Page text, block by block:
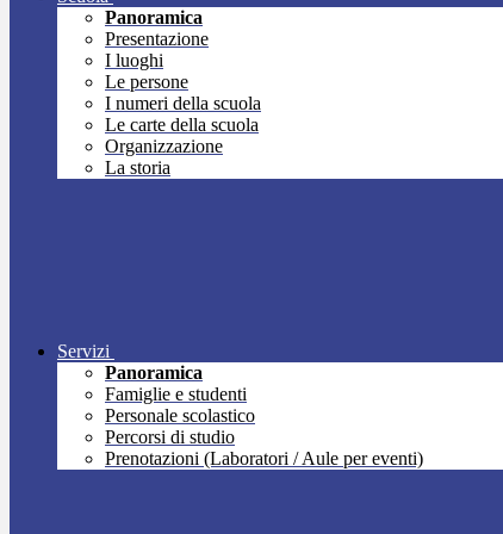
Panoramica
Presentazione
I luoghi
Le persone
I numeri della scuola
Le carte della scuola
Organizzazione
La storia
Servizi
Panoramica
Famiglie e studenti
Personale scolastico
Percorsi di studio
Prenotazioni (Laboratori / Aule per eventi)